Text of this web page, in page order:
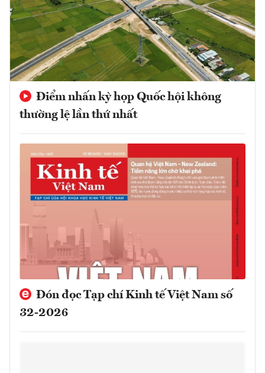
Điểm nhấn kỳ họp Quốc hội không
thường lệ lần thứ nhất
Đón đọc Tạp chí Kinh tế Việt Nam số
32-2026